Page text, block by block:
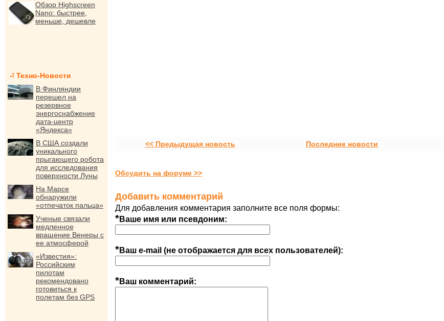
Обзор Highscreen
Nano: быстрее,
меньше, дешевле
Техно-Новости
В Финляндии
перешел на
резервное
энергоснабжение
дата-центр
«Яндекса»
В США создали
уникального
прыгающего робота
для исследования
поверхности Луны
На Марсе
обнаружили
«отпечаток пальца»
Ученые связали
медленное
вращение Венеры с
ее атмосферой
«Известия»:
Российским
пилотам
рекомендовано
готовиться к
полетам без GPS
<< Предыдущая новость Последние новости
Обсудить на форуме >>
Добавить комментарий
Для добавления комментария заполните все поля формы:
*Ваше имя или псевдоним:
*Ваш e-mail (не отображается для всех пользователей):
*Ваш комментарий: